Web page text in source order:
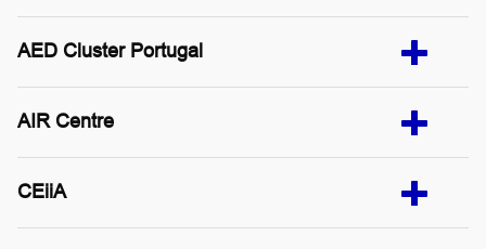
AED Cluster Portugal
AIR Centre
CEiiA